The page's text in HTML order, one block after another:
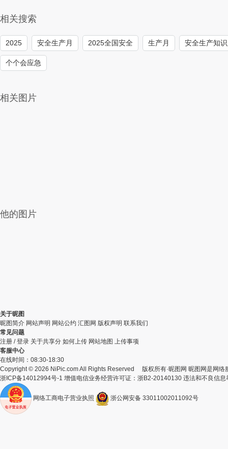
相关搜索
2025 安全生产月 2025全国安全 生产月 安全生产知识
个个会应急
相关图片
他的图片
关于昵图
昵图简介 网站声明 网站公约 汇图网 版权声明 联系我们
常见问题
注册 / 登录 关于共享分 如何上传 网站地图 上传事项
客服中心
在线时间：08:30-18:30
Copyright © 2026 NiPic.com All Rights Reserved
版权所有·昵图网 昵图网是网络
浙ICP备14012994号-1 增值电信业务经营许可证：浙B2-20140130 违法和不良信
网络工商电子营业执照 浙公网安备 33011002011092号